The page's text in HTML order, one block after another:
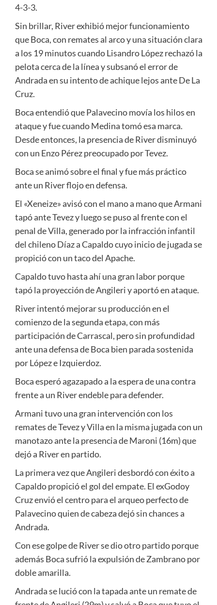
4-3-3.
Sin brillar, River exhibió mejor funcionamiento
que Boca, con remates al arco y una situación clara
a los 19 minutos cuando Lisandro López rechazó la
pelota cerca de la línea y subsanó el error de
Andrada en su intento de achique lejos ante De La
Cruz.
Boca entendió que Palavecino movía los hilos en
ataque y fue cuando Medina tomó esa marca.
Desde entonces, la presencia de River disminuyó
con un Enzo Pérez preocupado por Tevez.
Boca se animó sobre el final y fue más práctico
ante un River flojo en defensa.
El «Xeneize» avisó con el mano a mano que Armani
tapó ante Tevez y luego se puso al frente con el
penal de Villa, generado por la infracción infantil
del chileno Díaz a Capaldo cuyo inicio de jugada se
propició con un taco del Apache.
Capaldo tuvo hasta ahí una gran labor porque
tapó la proyección de Angileri y aportó en ataque.
River intentó mejorar su producción en el
comienzo de la segunda etapa, con más
participación de Carrascal, pero sin profundidad
ante una defensa de Boca bien parada sostenida
por López e Izquierdoz.
Boca esperó agazapado a la espera de una contra
frente a un River endeble para defender.
Armani tuvo una gran intervención con los
remates de Tevez y Villa en la misma jugada con un
manotazo ante la presencia de Maroni (16m) que
dejó a River en partido.
La primera vez que Angileri desbordó con éxito a
Capaldo propició el gol del empate. El exGodoy
Cruz envió el centro para el arqueo perfecto de
Palavecino quien de cabeza dejó sin chances a
Andrada.
Con ese golpe de River se dio otro partido porque
además Boca sufrió la expulsión de Zambrano por
doble amarilla.
Andrada se lució con la tapada ante un remate de